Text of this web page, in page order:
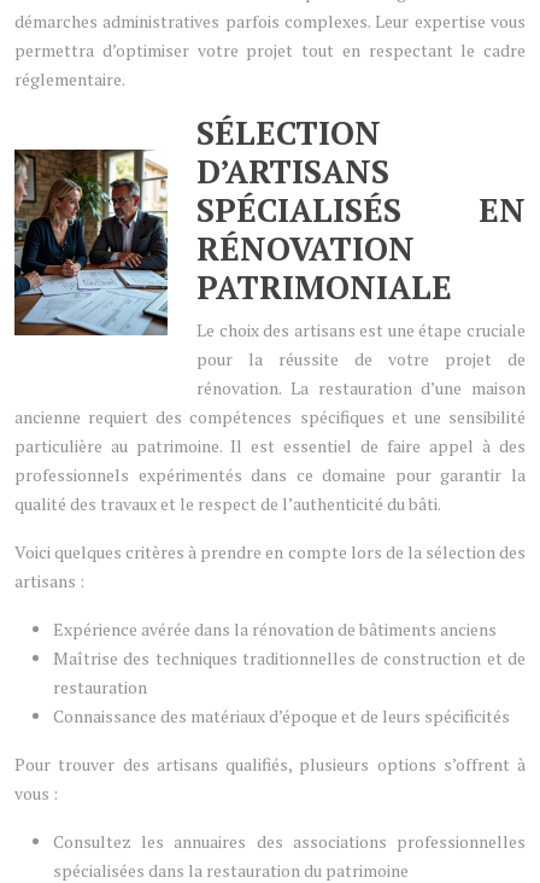
démarches administratives parfois complexes. Leur expertise vous
permettra d’optimiser votre projet tout en respectant le cadre
réglementaire.
SÉLECTION
D’ARTISANS
SPÉCIALISÉS EN
RÉNOVATION
PATRIMONIALE
Le choix des artisans est une étape cruciale
pour la réussite de votre projet de
rénovation. La restauration d’une maison
ancienne requiert des compétences spécifiques et une sensibilité
particulière au patrimoine. Il est essentiel de faire appel à des
professionnels expérimentés dans ce domaine pour garantir la
qualité des travaux et le respect de l’authenticité du bâti.
Voici quelques critères à prendre en compte lors de la sélection des
artisans :
Expérience avérée dans la rénovation de bâtiments anciens
Maîtrise des techniques traditionnelles de construction et de
restauration
Connaissance des matériaux d’époque et de leurs spécificités
Pour trouver des artisans qualifiés, plusieurs options s’offrent à
vous :
Consultez les annuaires des associations professionnelles
spécialisées dans la restauration du patrimoine